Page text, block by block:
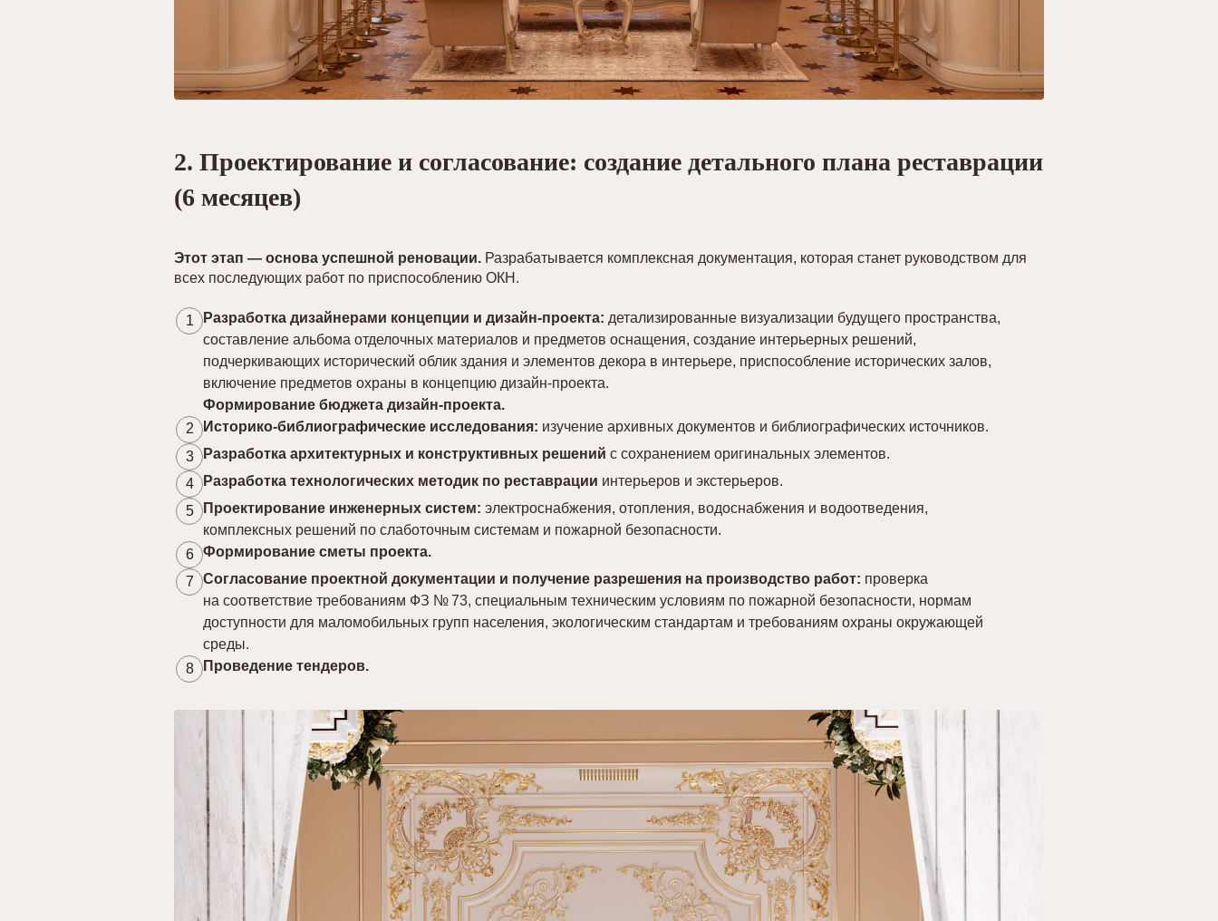
2. Проектирование и согласование: создание детального плана реставрации
(6 месяцев)
Этот этап — основа успешной реновации. Разрабатывается комплексная документация, которая станет руководством для
всех последующих работ по приспособлению ОКН.
1 Разработка дизайнерами концепции и дизайн-проекта: детализированные визуализации будущего пространства,
составление альбома отделочных материалов и предметов оснащения, создание интерьерных решений,
подчеркивающих исторический облик здания и элементов декора в интерьере, приспособление исторических залов,
включение предметов охраны в концепцию дизайн-проекта.
Формирование бюджета дизайн-проекта.
2
Историко-библиографические исследования: изучение архивных документов и библиографических источников.
3
Разработка архитектурных и конструктивных решений с сохранением оригинальных элементов.
4
Разработка технологических методик по реставрации интерьеров и экстерьеров.
5
Проектирование инженерных систем: электроснабжения, отопления, водоснабжения и водоотведения,
комплексных решений по слаботочным системам и пожарной безопасности.
6
Формирование сметы проекта.
7
Согласование проектной документации и получение разрешения на производство работ: проверка
на соответствие требованиям ФЗ № 73, специальным техническим условиям по пожарной безопасности, нормам
доступности для маломобильных групп населения, экологическим стандартам и требованиям охраны окружающей
среды.
8
Проведение тендеров.